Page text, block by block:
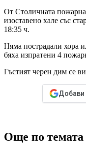
От Столичната
изоставено хале със
18:35 ч.
Няма пострадали хора
бяха изпратени 4
Гъстият черен дим се
Добави
Още по темата